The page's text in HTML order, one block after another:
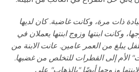
ذات مرة، وكانت غاضبة. كان لديها
وكانت ابنتها وزوج ابنتها يعملان في
يبلغ من العمر عامين. عانت الابنة من
إلى القطرات للتخلص من غضبها.
وزوجها أيضًا "بالذهاب" على